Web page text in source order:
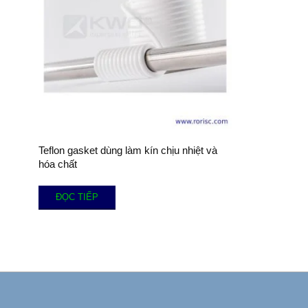
Teflon gasket dùng làm kín chịu nhiệt và
hóa chất
ĐỌC TIẾP